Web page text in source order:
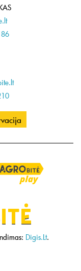
Digis.Lt.